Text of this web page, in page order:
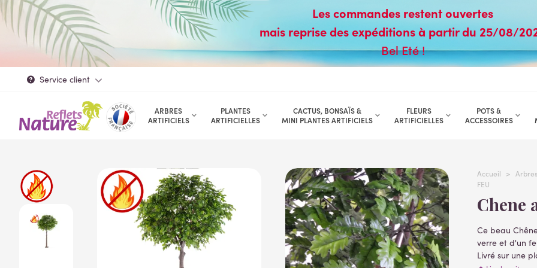
Les commandes restent ouvertes
mais reprise des expéditions à partir du 25/08/
Bel Eté !
Service client
ARBRES
ARTIFICIELS
PLANTES
ARTIFICIELLES
CACTUS, BONSAÏS &
MINI PLANTES ARTIFICIELS
FLEURS
ARTIFICIELLES
POTS &
ACCESSOIRES
Accueil >
FEU
Ce beau
verre et d'un
Livré sur une